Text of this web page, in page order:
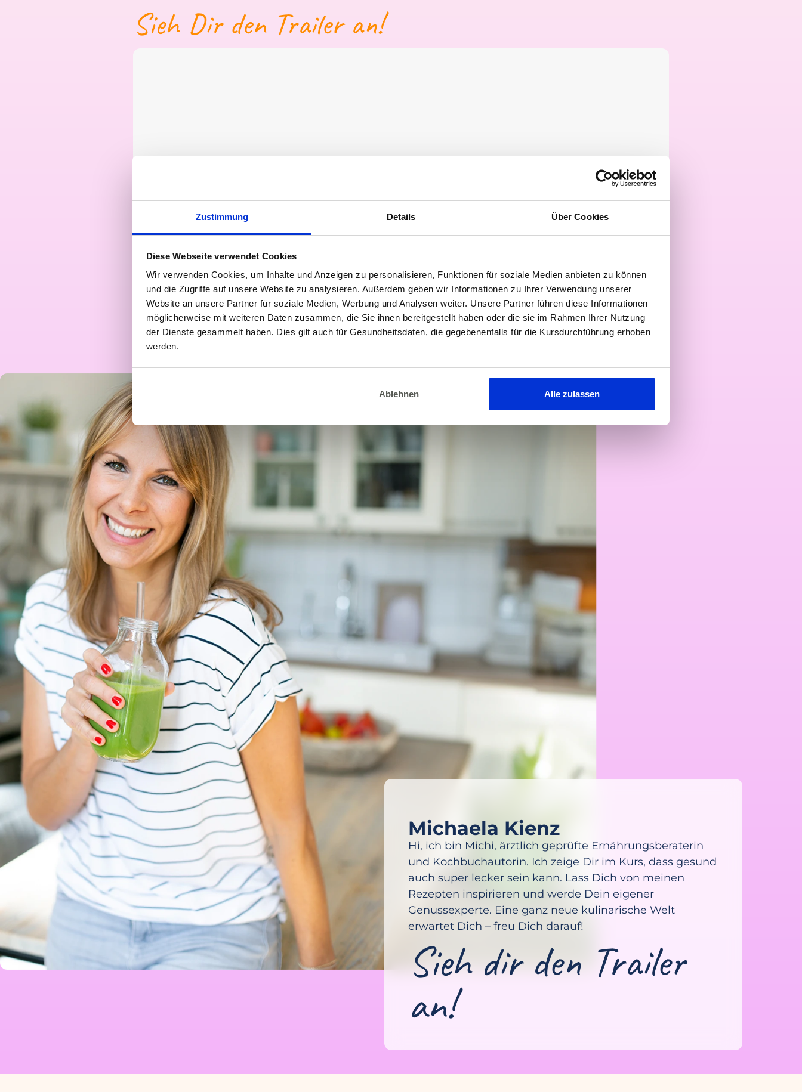
Zustimmung Details Über Cookies
Diese Webseite verwendet Cookies
Wir verwenden Cookies, um Inhalte und Anzeigen zu personalisieren, Funktionen für soziale Medien anbieten zu können
und die Zugriffe auf unsere Website zu analysieren. Außerdem geben wir Informationen zu Ihrer Verwendung unserer
Website an unsere Partner für soziale Medien, Werbung und Analysen weiter. Unsere Partner führen diese Informationen
möglicherweise mit weiteren Daten zusammen, die Sie ihnen bereitgestellt haben oder die sie im Rahmen Ihrer Nutzung
der Dienste gesammelt haben. Dies gilt auch für Gesundheitsdaten, die gegebenenfalls für die Kursdurchführung erhoben
werden.
Ablehnen Alle zulassen
Sieh Dir den Trailer an!
Cookie-Einstellungen öffnen
Michaela Kienz
Hi, ich bin Michi, ärztlich geprüfte Ernährungsberaterin
und Kochbuchautorin. Ich zeige Dir im Kurs, dass gesund
auch super lecker sein kann. Lass Dich von meinen
Rezepten inspirieren und werde Dein eigener
Genussexperte. Eine ganz neue kulinarische Welt
erwartet Dich – freu Dich darauf!
Sieh dir den Trailer
an!